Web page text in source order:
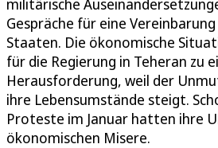
Gespräche für eine
Staaten. Die ökonomische
für die Regierung in Teheran zu
Herausforderung, weil der
ihre Lebensumstände steigt.
Proteste im Januar hatten ihre
ökonomischen Misere.